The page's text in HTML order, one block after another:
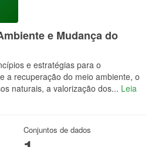
e Mudança do
e estratégias para o
a recuperação do meio ambiente, o
naturais, a valorização dos... Leia
Conjuntos de dados